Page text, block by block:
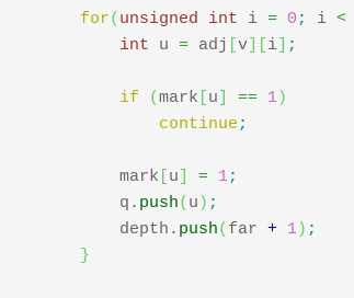
for( unsigned int i = 0 ; i <
int u = adj v i ;
if (mark u == 1)
continue ;
            mark
u = 1;
            q.
push( u ) ;
            depth.
push( far + 1) ;
}